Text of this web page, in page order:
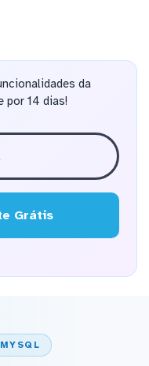
da
por 14 dias!
Grátis